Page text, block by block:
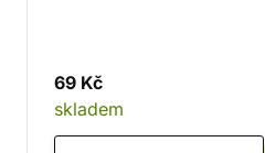
69 Kč
skladem